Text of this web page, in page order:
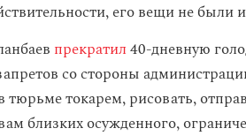
его вещи не были
прекратил40-дневную
со стороны
тюрьме токарем, рисовать,
близких осужденного,